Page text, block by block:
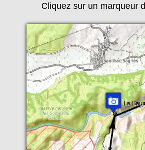
Cliquez sur un marqueur